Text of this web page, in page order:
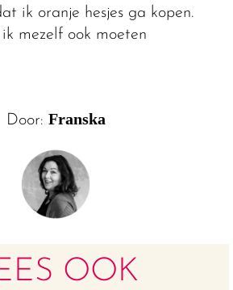
ik oranje hesjes ga kopen.
mezelf ook moeten
Door: Franska
OOK